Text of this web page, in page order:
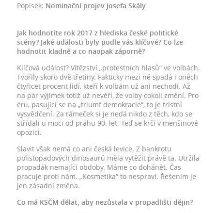
Popisek: Nominační projev Josefa Skály
Jak hodnotíte rok 2017 z hlediska české politické
scény? Jaké události byly podle vás klíčové? Co lze
hodnotit kladně a co naopak záporně?
Klíčová událost? Vítězství „protestních hlasů“ ve volbách.
Tvořily skoro dvě třetiny. Fakticky mezi ně spadá i oněch
čtyřicet procent lidí, kteří k volbám už ani nechodí. Až
na pár výjimek totiž už nevěří, že volby cokoli změní. Pro
éru, pasující se na „triumf demokracie“, to je tristní
vysvědčení. Za rámeček si je nedá nikdo z těch, kdo se
střídali u moci od prahu 90. let. Teď se krčí v menšinové
opozici.
Slavit však nemá co ani česká levice. Z bankrotu
polistopadových dinosaurů měla vytěžit právě ta. Utržila
propadák nemající obdoby. Máme co dohánět. Čas
pracuje proti nám. „Kosmetika“ to nespraví. Řešením je
jen zásadní změna.
Co má KSČM dělat, aby nezůstala v propadlišti dějin?